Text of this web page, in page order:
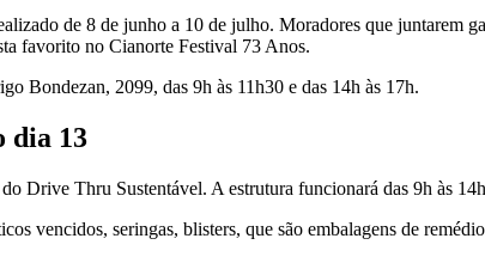
de 8 de junho a 10 de julho. Moradores que juntarem
favorito no Cianorte Festival 73 Anos.
Bondezan, 2099, das 9h às 11h30 e das 14h às 17h.
dia 13
Drive Thru Sustentável. A estrutura funcionará das 9h às
vencidos, seringas, blisters, que são embalagens de